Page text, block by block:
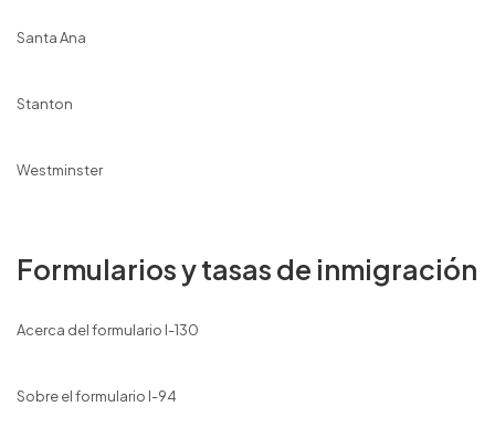
Santa Ana
Stanton
Westminster
Formularios y tasas de inmigración
Acerca del formulario I-130
Sobre el formulario I-94